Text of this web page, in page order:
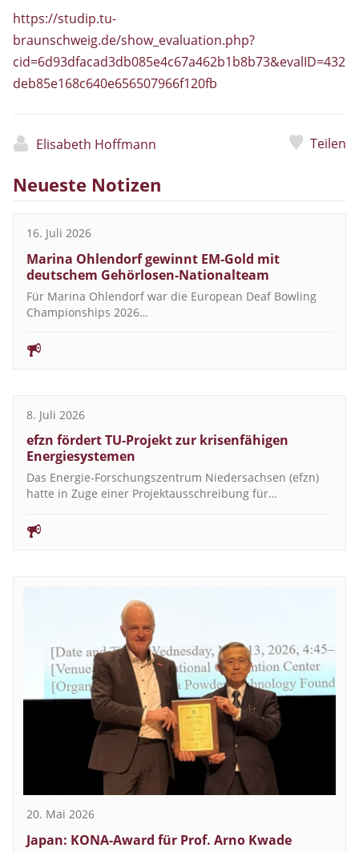
https://studip.tu-
braunschweig.de/show_evaluation.php?
cid=6d93dfacad3db085e4c67a462b1b8b73&evalID=432
deb85e168c640e656507966f120fb
Elisabeth Hoffmann Teilen
Neueste Notizen
16. Juli 2026
Marina Ohlendorf gewinnt EM-Gold mit
deutschem Gehörlosen-Nationalteam
Für Marina Ohlendorf war die European Deaf Bowling
Championships 2026…
8. Juli 2026
efzn fördert TU-Projekt zur krisenfähigen
Energiesystemen
Das Energie-Forschungszentrum Niedersachsen (efzn)
hatte in Zuge einer Projektausschreibung für…
20. Mai 2026
Japan: KONA-Award für Prof. Arno Kwade